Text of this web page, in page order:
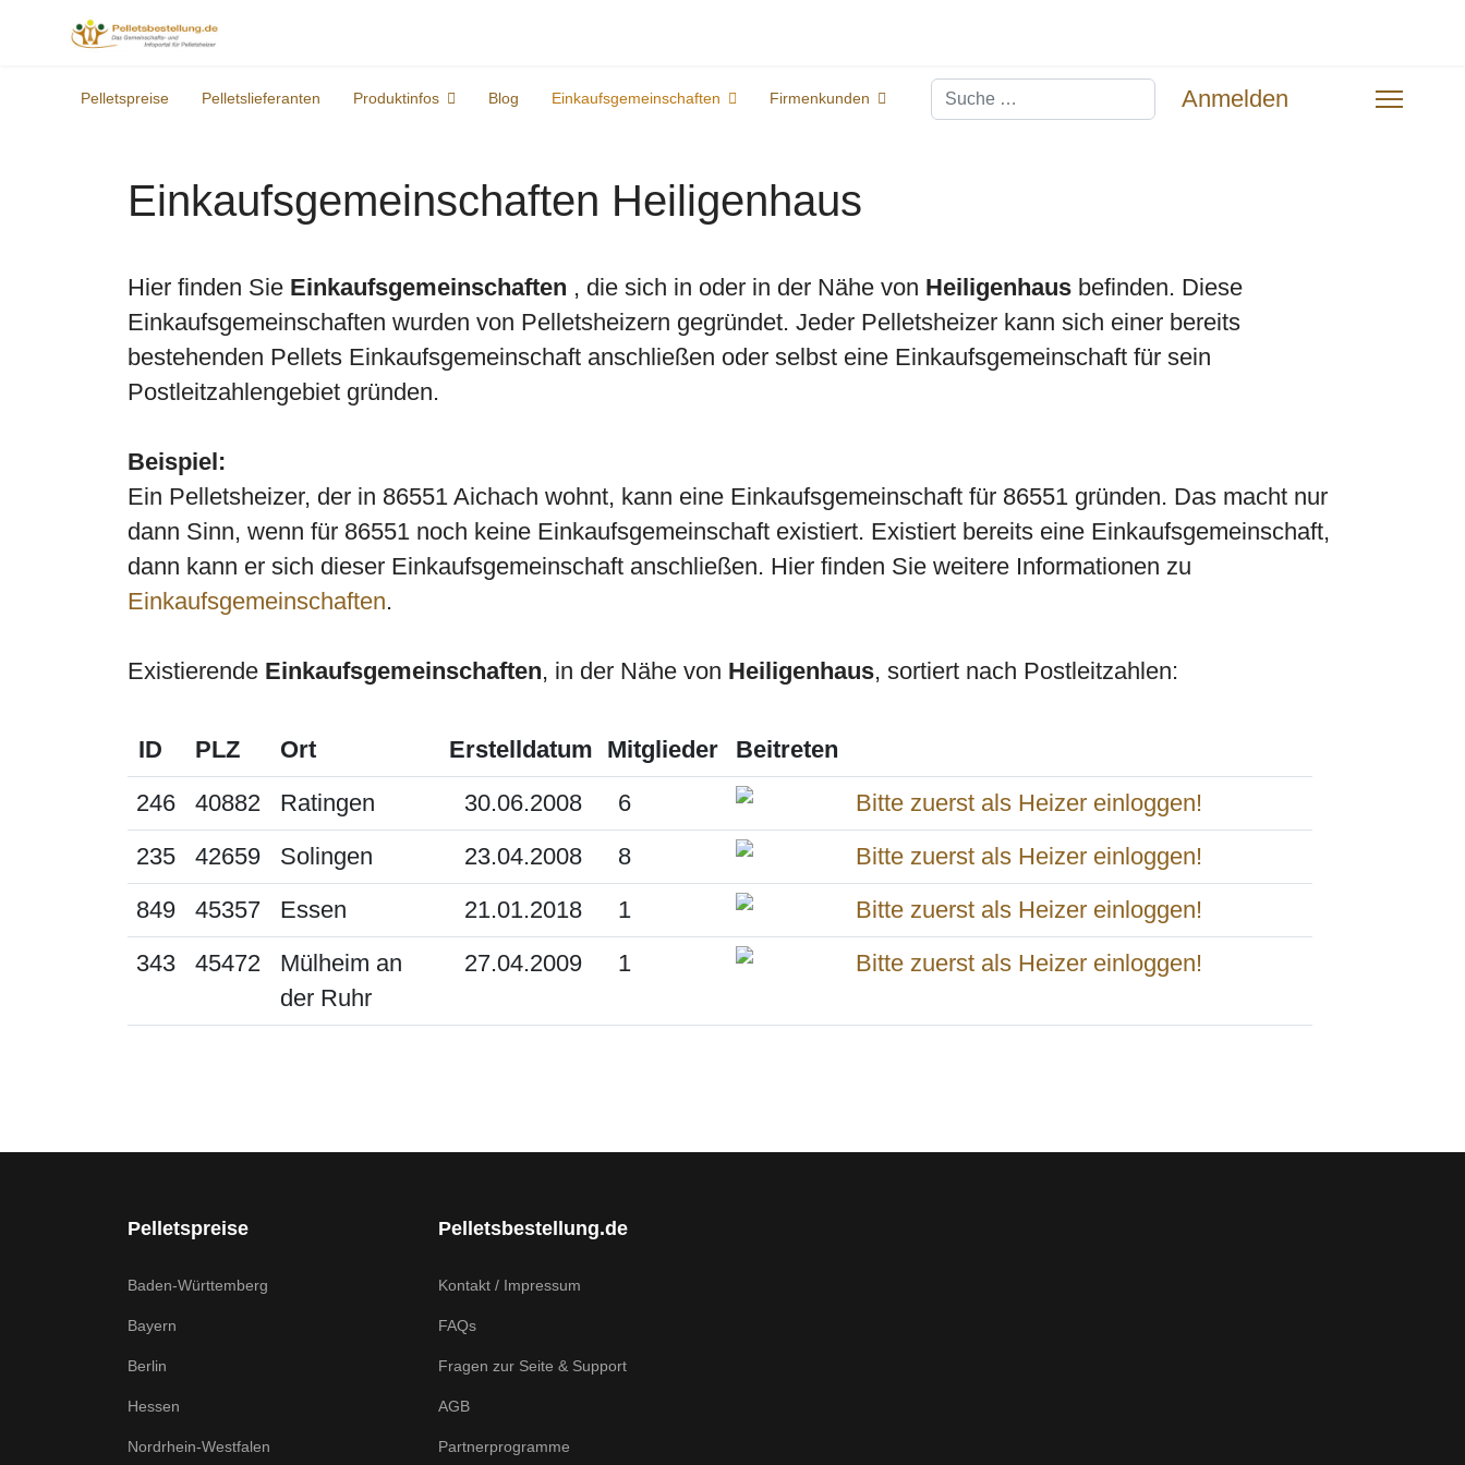
Pelletspreise Pelletslieferanten Produktinfos Blog Einkaufsgemeinschaften Firmenkunden Suchen Anmelden
Einkaufsgemeinschaften Heiligenhaus
Hier finden Sie Einkaufsgemeinschaften , die sich in oder in der Nähe von Heiligenhaus befinden. Diese
Einkaufsgemeinschaften wurden von Pelletsheizern gegründet. Jeder Pelletsheizer kann sich einer bereits
bestehenden Pellets Einkaufsgemeinschaft anschließen oder selbst eine Einkaufsgemeinschaft für sein
Postleitzahlengebiet gründen.
Beispiel:
Ein Pelletsheizer, der in 86551 Aichach wohnt, kann eine Einkaufsgemeinschaft für 86551 gründen. Das macht nur
dann Sinn, wenn für 86551 noch keine Einkaufsgemeinschaft existiert. Existiert bereits eine Einkaufsgemeinschaft,
dann kann er sich dieser Einkaufsgemeinschaft anschließen. Hier finden Sie weitere Informationen zu
Einkaufsgemeinschaften.
Existierende Einkaufsgemeinschaften, in der Nähe von Heiligenhaus, sortiert nach Postleitzahlen:
ID PLZ Ort Erstelldatum Mitglieder
Beitreten
246
40882 Ratingen 30.06.2008
6
235
42659 Solingen 23.04.2008
8
849
45357 Essen 21.01.2018
1
343
45472
Mülheim an
der Ruhr
27.04.2009 1
Pelletspreise
Baden-Württemberg
Bayern
Berlin
Hessen
Nordrhein-Westfalen
Pelletsbestellung.de
Kontakt / Impressum
FAQs
Fragen zur Seite & Support
AGB
Partnerprogramme